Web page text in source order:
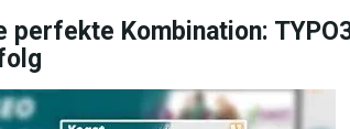
perfekte Kombination: